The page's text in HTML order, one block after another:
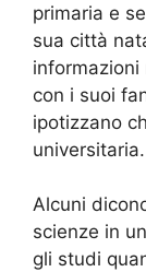
primaria e
sua città
informazioni
con i suoi
ipotizzano
universitaria.
Alcuni
scienze in
gli studi